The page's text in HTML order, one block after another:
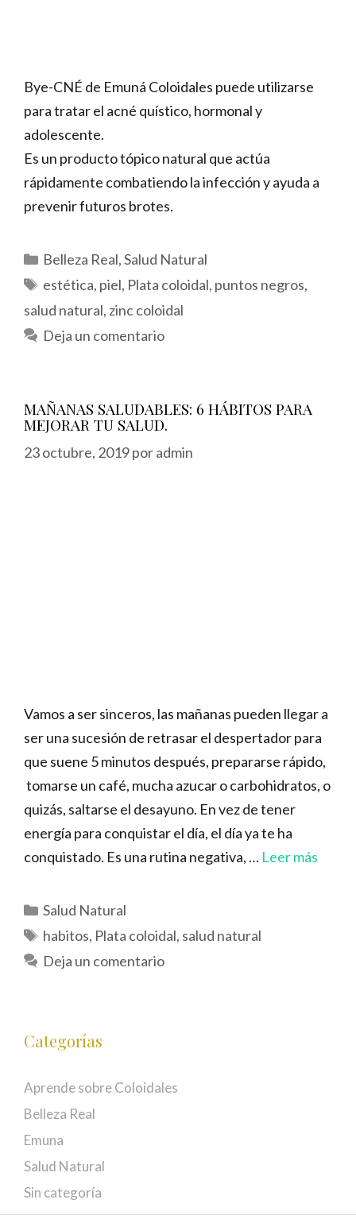
Bye-CNÉ de Emuná Coloidales puede utilizarse
para tratar el acné quístico, hormonal y
adolescente.
Es un producto tópico natural que actúa
rápidamente combatiendo la infección y ayuda a
prevenir futuros brotes.
Categorías
Belleza Real,Salud Natural
Etiquetas
estética, piel, Plata coloidal, puntos negros,
salud natural, zinc coloidal
Deja un comentario
MAÑANAS SALUDABLES: 6 HÁBITOS PARA
MEJORAR TU SALUD.
23 octubre, 2019poradmin
Vamos a ser sinceros, las mañanas pueden llegar a
ser una sucesión de retrasar el despertador para
que suene 5 minutos después, prepararse rápido,
tomarse un café, mucha azucar o carbohidratos, o
quizás, saltarse el desayuno. En vez de tener
energía para conquistar el día, el día ya te ha
conquistado. Es una rutina negativa, … Leer más
Categorías
Salud Natural
Etiquetas
habitos, Plata coloidal, salud natural
Deja un comentario
Categorías
Aprende sobre Coloidales
Belleza Real
Emuna
Salud Natural
Sin categoría